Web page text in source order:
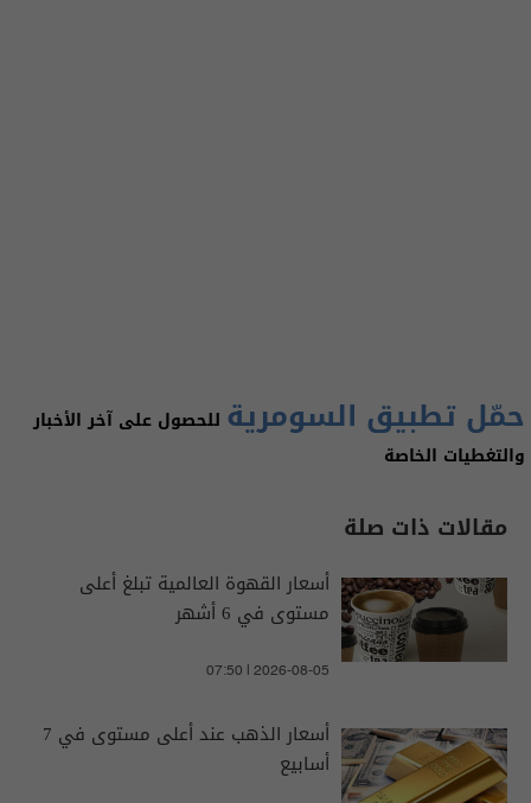
حمّل تطبيق السومرية للحصول على آخر الأخبار
والتغطيات الخاصة
مقالات ذات صلة
أسعار القهوة العالمية تبلغ أعلى
مستوى في 6 أشهر
07:50 | 2026-08-05
أسعار الذهب عند أعلى مستوى في 7
أسابيع